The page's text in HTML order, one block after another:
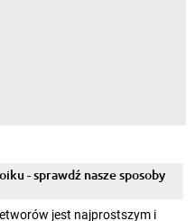
- sprawdź nasze sposoby
jest najprostszym i